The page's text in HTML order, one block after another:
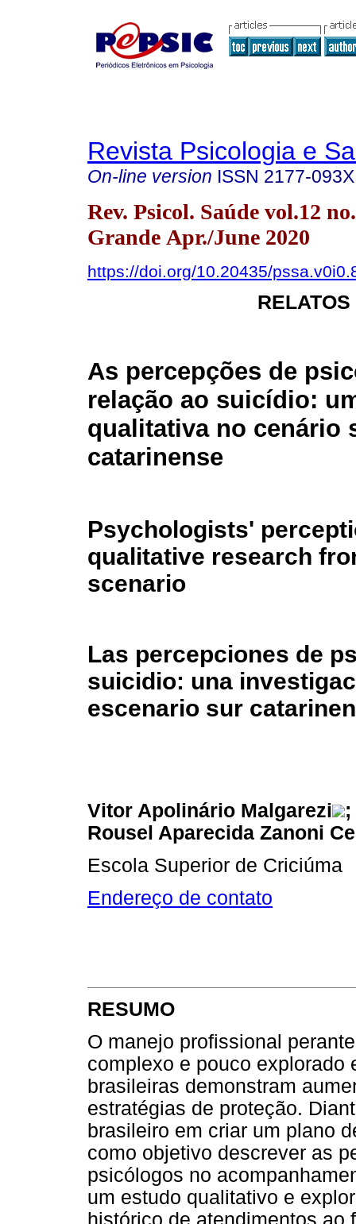
Revista Psicologia e
On-line version ISSN 2177-093X
Rev. Psicol. Saúde vol.12
Grande Apr./June 2020
https://doi.org/10.20435/
As percepções de
relação ao suicídio:
qualitativa no cenário
catarinense
Psychologists'
qualitative research
scenario
Las percepciones de
suicidio: una
escenario sur
Vitor Apolinário Malgarezi
Rousel Aparecida Zanoni
Escola Superior de Criciúma
Endereço de contato
RESUMO
O manejo profissional
complexo e pouco
brasileiras demonstram
estratégias de proteção.
brasileiro em criar um plano
como objetivo descrever as
psicólogos no
um estudo qualitativo e
histórico de atendimentos ao